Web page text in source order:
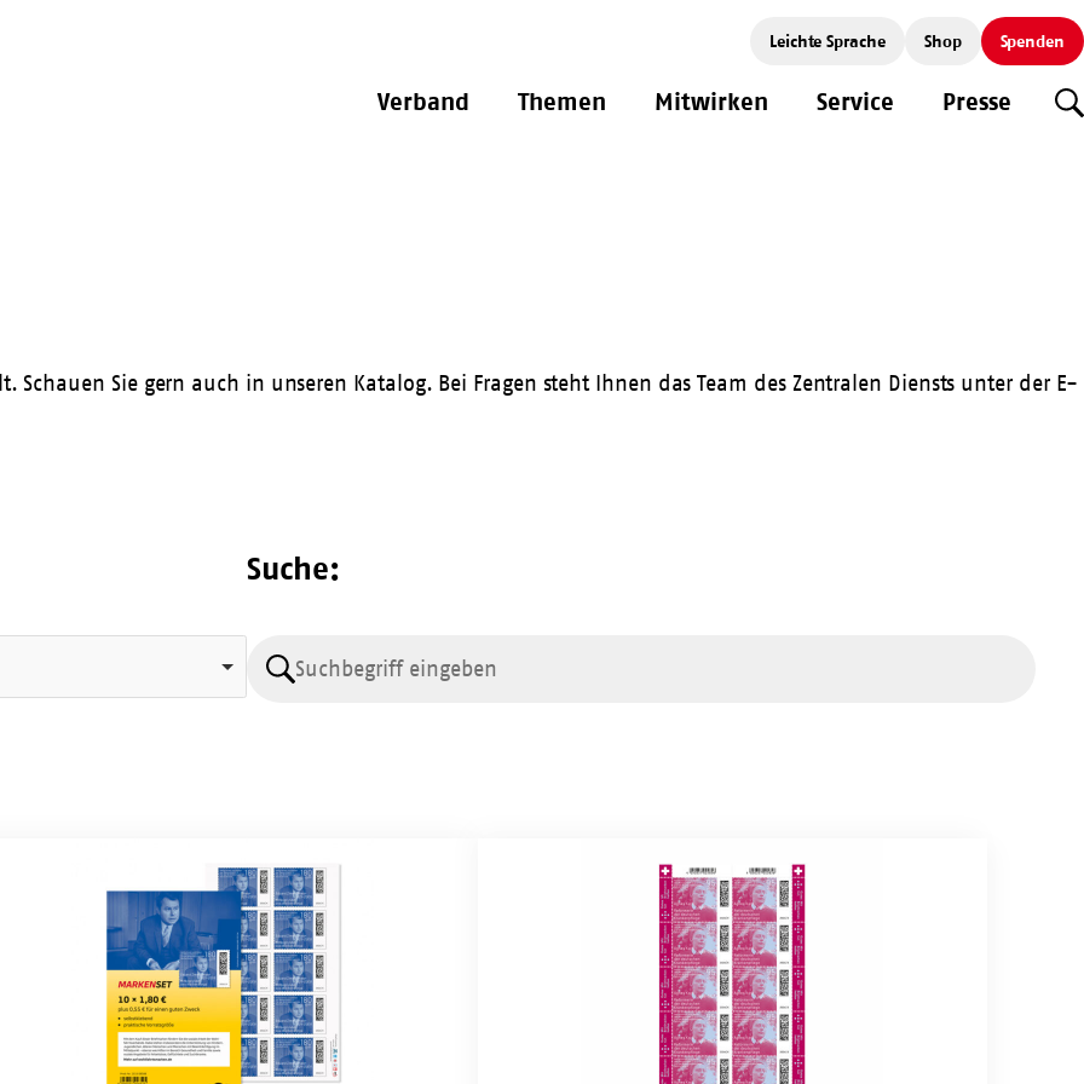
Leichte Sprache Shop Spenden
Verband Themen Mitwirken Service Presse
Schauen Sie gern auch in unseren Katalog. Bei Fragen steht Ihnen das Team des Zentralen Diensts unter der E-
Suche:
Suche